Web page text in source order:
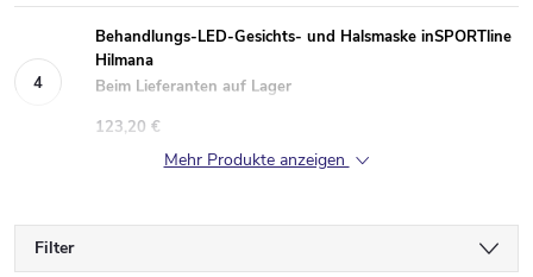
Behandlungs-LED-Gesichts- und Halsmaske inSPORTline
Hilmana
Beim Lieferanten auf Lager
123,20 €
Mehr Produkte anzeigen
Filter